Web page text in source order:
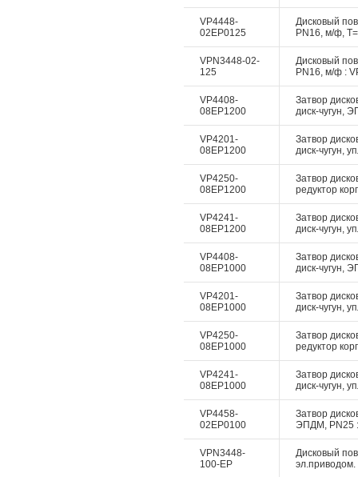
VP4448-
02EP0125
Дисковый
PN16, м/ф,
VPN3448-02-
125
Дисковый
PN16, м/ф :
VP4408-
08EP1200
Затвор
диск-чугун,
VP4201-
08EP1200
Затвор
диск-чугун,
VP4250-
08EP1200
Затвор
редуктор
VP4241-
08EP1200
Затвор
диск-чугун,
VP4408-
08EP1000
Затвор
диск-чугун,
VP4201-
08EP1000
Затвор
диск-чугун,
VP4250-
08EP1000
Затвор
редуктор
VP4241-
08EP1000
Затвор
диск-чугун,
VP4458-
02EP0100
Затвор
ЭПДМ, PN25 :
VPN3448-
100-EP
Дисковый